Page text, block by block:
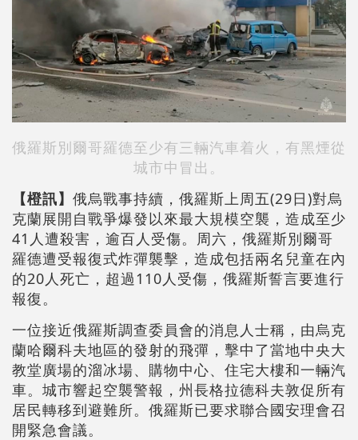
俄羅斯別爾哥羅德至少有三輛汽車着火，有黑煙從
城市中冒出。
【橙訊】 俄烏戰事持續，俄羅斯上周五(29日)對烏
克蘭展開自戰爭爆發以來最大規模空襲，造成至少
41人遭殺害，逾百人受傷。周六，俄羅斯別爾哥
羅德遭受報復式炸彈襲擊，造成包括兩名兒童在內
的20人死亡，超過110人受傷，俄羅斯誓言要進行
報復。
一位接近俄羅斯調查委員會的消息人士稱，由烏克
蘭哈爾科夫地區的發射的飛彈，擊中了當地中央大
教堂廣場的溜冰場、購物中心、住宅大樓和一輛汽
車。城市響起空襲警報，州長格拉德科夫敦促所有
居民轉移到避難所。俄羅斯已要求聯合國安理會召
開緊急會議。